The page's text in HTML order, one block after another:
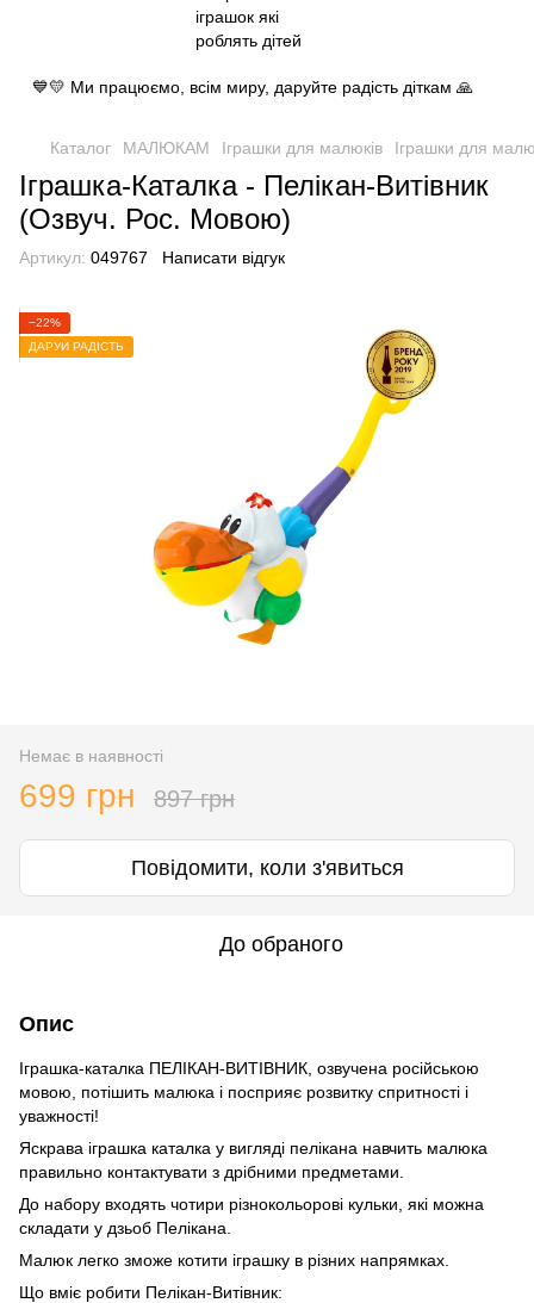
💙💛 Ми працюємо, всім миру, даруйте радість діткам 🙏
Каталог МАЛЮКАМ Іграшки для малюкiв Іграшки для
Іграшка-Каталка - Пелікан-Витівник
(Озвуч. Рос. Мовою)
Артикул: 049767 Написати відгук
−22%
ДАРУЙ РАДІСТЬ
Немає в наявності
699 грн 897 грн
Повідомити, коли з'явиться
До обраного
Опис
Іграшка-каталка ПЕЛІКАН-ВИТІВНИК, озвучена російською
мовою, потішить малюка і посприяє розвитку спритності і
уважності!
Яскрава іграшка каталка у вигляді пелікана навчить малюка
правильно контактувати з дрібними предметами.
До набору входять чотири різнокольорові кульки, які можна
складати у дзьоб Пелікана.
Малюк легко зможе котити іграшку в різних напрямках.
Що вміє робити Пелікан-Витівник: